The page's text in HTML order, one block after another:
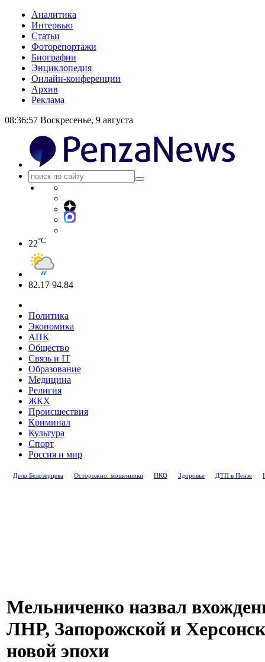
Аналитика
Интервью
Статьи
Фоторепортажи
Биографии
Энциклопедия
Онлайн-конференции
Архив
Реклама
08:36:58 Воскресенье, 9 августа
22°C
82.17 94.84
Политика
Экономика
АПК
Общество
Связь и IT
Образование
Медицина
Религия
ЖКХ
Происшествия
Криминал
Культура
Спорт
Россия и мир
Дело Белозерцева Осторожно: мошенники НКО Здоровье ДТП в Пензе
Мельниченко назвал
ЛНР, Запорожской и
новой эпохи